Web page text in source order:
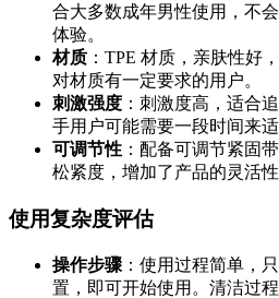
合大多数成年男性使用，不
体验。
材质 ：TPE 材质，亲肤性好
对材质有一定要求的用户。
刺激强度 ：刺激度高，适合
手用户可能需要一段时间来
可调节性 ：配备可调节紧固
松紧度，增加了产品的灵活性
使用复杂度评估
操作步骤 ：使用过程简单，
置，即可开始使用。清洁过